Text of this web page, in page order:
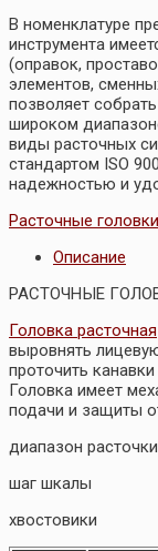
В номенклатуре
инструмента
(оправок,
элементов,
позволяет
широком
виды расточных
стандартом ISO
надежностью и
Расточные
Описание
РАСТОЧНЫЕ
Головка расточная
выровнять
проточить канавки
Головка имеет
подачи и защиты
диапазон
шаг шкалы
хвостовики KM3-